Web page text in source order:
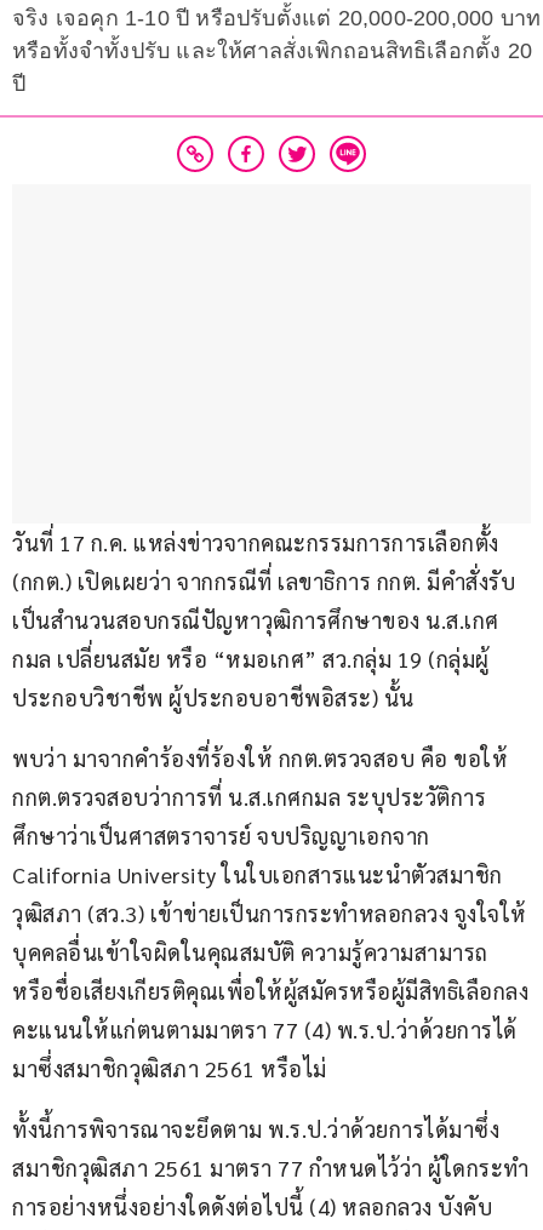
จริง เจอคุก 1-10 ปี หรือปรับตั้งแต่ 20,000-200,000 บาท
หรือทั้งจำทั้งปรับ และให้ศาลสั่งเพิกถอนสิทธิเลือกตั้ง 20
ปี
วันที่ 17 ก.ค. แหล่งข่าวจากคณะกรรมการการเลือกตั้ง
(กกต.) เปิดเผยว่า จากกรณีที่ เลขาธิการ กกต. มีคำสั่งรับ
เป็นสำนวนสอบกรณีปัญหาวุฒิการศึกษาของ น.ส.เกศ
กมล เปลี่ยนสมัย หรือ “หมอเกศ” สว.กลุ่ม 19 (กลุ่มผู้
ประกอบวิชาชีพ ผู้ประกอบอาชีพอิสระ) นั้น
พบว่า มาจากคำร้องที่ร้องให้ กกต.ตรวจสอบ คือ ขอให้
กกต.ตรวจสอบว่าการที่ น.ส.เกศกมล ระบุประวัติการ
ศึกษาว่าเป็นศาสตราจารย์ จบปริญญาเอกจาก
California University ในใบเอกสารแนะนำตัวสมาชิก
วุฒิสภา (สว.3) เข้าข่ายเป็นการกระทำหลอกลวง จูงใจให้
บุคคลอื่นเข้าใจผิดในคุณสมบัติ ความรู้ความสามารถ
หรือชื่อเสียงเกียรติคุณเพื่อให้ผู้สมัครหรือผู้มีสิทธิเลือกลง
คะแนนให้แก่ตนตามมาตรา 77 (4) พ.ร.ป.ว่าด้วยการได้
มาซึ่งสมาชิกวุฒิสภา 2561 หรือไม่
ทั้งนี้การพิจารณาจะยึดตาม พ.ร.ป.ว่าด้วยการได้มาซึ่ง
สมาชิกวุฒิสภา 2561 มาตรา 77 กำหนดไว้ว่า ผู้ใดกระทำ
การอย่างหนึ่งอย่างใดดังต่อไปนี้ (4) หลอกลวง บังคับ